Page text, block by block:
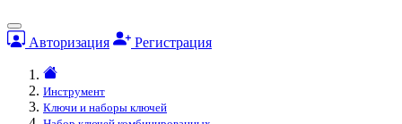
Авторизация Регистрация
Инструмент
Ключи и наборы ключей